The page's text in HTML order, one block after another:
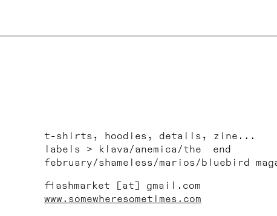
t-shirts, hoodies, details, zine...
labels > klava/anemica/the end
february/shameless/marios/bluebird
flashmarket [at] gmail.com
www.somewheresometimes.com